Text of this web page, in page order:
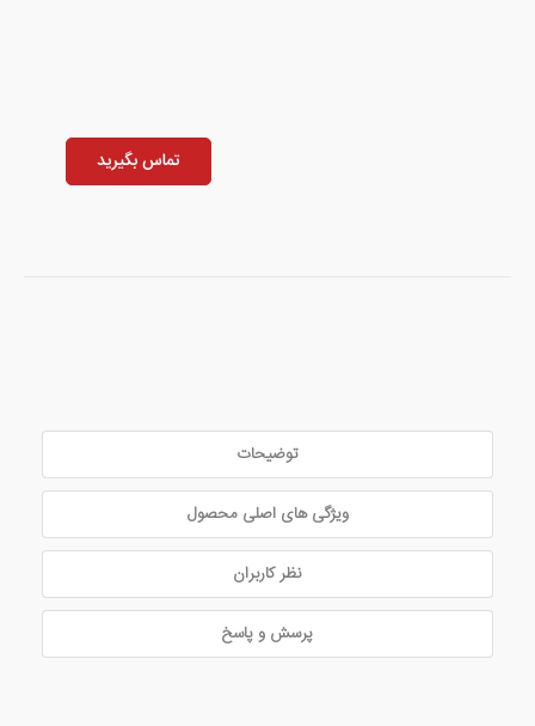
تماس بگیرید
توضیحات
ویژگی های اصلی محصول
نظر کاربران
پرسش و پاسخ